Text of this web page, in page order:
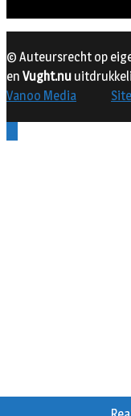
© Auteursrecht op
en Vught.nu
Vanoo Media